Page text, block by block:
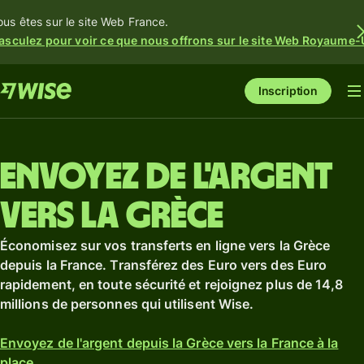
êtes sur le site Web France.
pour voir ce que nous offrons sur le site Web Royaume-
Inscription
Envoyez de l'argent
vers la Grèce
Économisez sur vos transferts en ligne vers la Grèce
depuis la France. Transférez des Euro vers des Euro
rapidement, en toute sécurité et rejoignez plus de 14,8
millions de personnes qui utilisent Wise.
Envoyez de l'argent depuis la Grèce vers la France à la